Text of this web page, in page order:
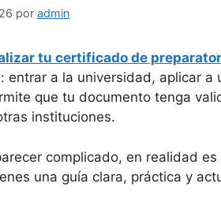
por admin
tu certificado de
entrar a la universidad, aplicar a
que tu documento tenga
instituciones.
complicado, en realidad
una guía clara, práctica y